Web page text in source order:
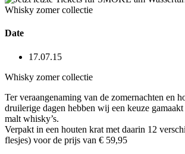
Whisky zomer collectie
Date
17.07.15
Whisky zomer collectie
Ter veraangenaming van de zomernachten en
druilerige dagen hebben wij een keuze
malt whisky’s.
Verpakt in een houten krat met daarin 12
flesjes) voor de prijs van € 59,95